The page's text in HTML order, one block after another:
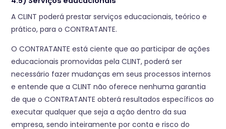
A CLINT poderá prestar serviços educacionais, teórico e
prático, para o CONTRATANTE.
O CONTRATANTE está ciente que ao participar de ações
educacionais promovidas pela CLINT, poderá ser
necessário fazer mudanças em seus processos internos
e entende que a CLINT não oferece nenhuma garantia
de que o CONTRATANTE obterá resultados específicos ao
executar qualquer que seja a ação dentro da sua
empresa, sendo inteiramente por conta e risco do